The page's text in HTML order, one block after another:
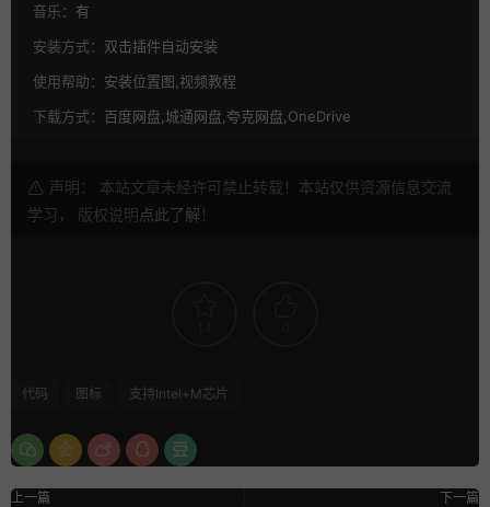
音乐： 有
安装方式： 双击插件自动安装
使用帮助： 安装位置图,视频教程
下载方式： 百度网盘,城通网盘,夸克网盘,OneDrive
声明： 本站文章未经许可禁止转载！本站仅供资源信息交流
学习， 版权说明点此了解 ！
代码 图标 支持Intel+M芯片
上一篇 下一篇